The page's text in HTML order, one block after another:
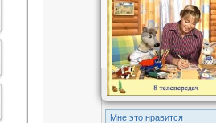
Mне это нравится